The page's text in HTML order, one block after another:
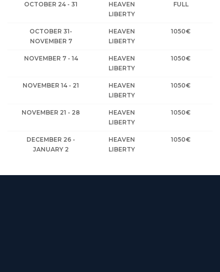
OCTOBER 24 - 31
HEAVEN
LIBERTY
FULL
OCTOBER 31-
NOVEMBER 7
HEAVEN
LIBERTY
1050€
NOVEMBER 7 - 14
HEAVEN
LIBERTY
1050€
NOVEMBER 14 - 21
HEAVEN
LIBERTY
1050€
NOVEMBER 21 - 28
HEAVEN
LIBERTY
1050€
DECEMBER 26 -
JANUARY 2
HEAVEN
LIBERTY
1050€